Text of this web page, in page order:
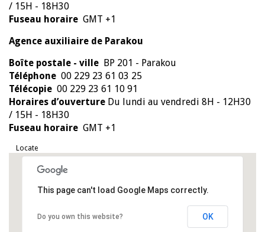
/ 15H - 18H30
Fuseau horaire GMT +1
Agence auxiliaire de Parakou
Boîte postale - ville BP 201 - Parakou
Téléphone 00 229 23 61 03 25
Télécopie 00 229 23 61 10 91
Horaires d’ouverture Du lundi au vendredi 8H - 12H30
/ 15H - 18H30
Fuseau horaire GMT +1
Locate
This page can't load Google Maps correctly.
Do you own this website? OK